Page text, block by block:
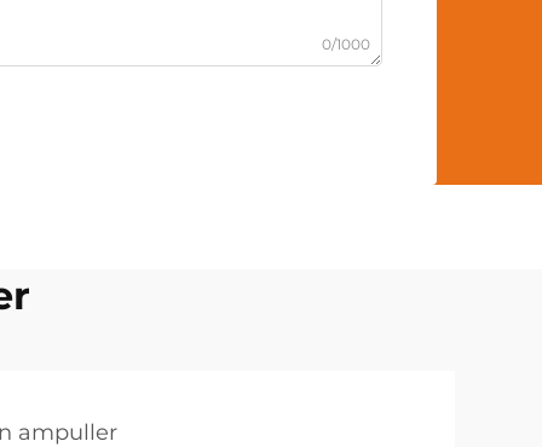
0/1000
ampuller